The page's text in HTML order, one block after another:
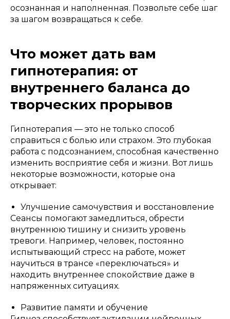
осознанная и наполненная. Позвольте себе шаг
за шагом возвращаться к себе.
Что может дать вам
гипнотерапия: от
внутреннего баланса до
творческих прорывов
Гипнотерапия — это не только способ
справиться с болью или страхом. Это глубокая
работа с подсознанием, способная качественно
изменить восприятие себя и жизни. Вот лишь
некоторые возможности, которые она
открывает:
Улучшение самочувствия и восстановление
Сеансы помогают замедлиться, обрести
внутреннюю тишину и снизить уровень
тревоги. Например, человек, постоянно
испытывающий стресс на работе, может
научиться в трансе «переключаться» и
находить внутреннее спокойствие даже в
напряженных ситуациях.
Развитие памяти и обучение